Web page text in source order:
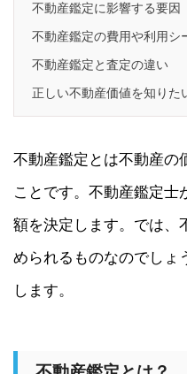
不動産鑑定に影響する要因
不動産鑑定の費用や利用シ
不動産鑑定と査定の違い
正しい不動産価値を知りた
不動産鑑定とは不動産の
ことです。不動産鑑定士
額を決定します。では、
められるものなのでしょ
します。